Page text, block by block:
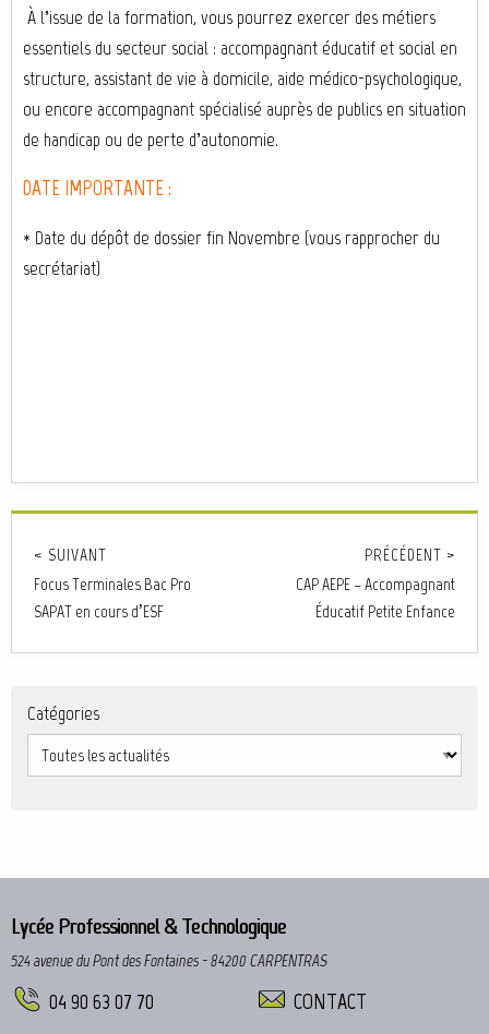
À l’issue de la formation, vous pourrez exercer des métiers
essentiels du secteur social : accompagnant éducatif et social en
structure, assistant de vie à domicile, aide médico-psychologique,
ou encore accompagnant spécialisé auprès de publics en situation
de handicap ou de perte d’autonomie.
DATE IMPORTANTE :
* Date du dépôt de dossier fin Novembre (vous rapprocher du
secrétariat)
< SUIVANT
Focus Terminales Bac Pro
SAPAT en cours d’ESF
PRÉCÉDENT >
CAP AEPE – Accompagnant
Éducatif Petite Enfance
Catégories
Lycée Professionnel & Technologique
524 avenue du Pont des Fontaines - 84200 CARPENTRAS
04 90 63 07 70 CONTACT